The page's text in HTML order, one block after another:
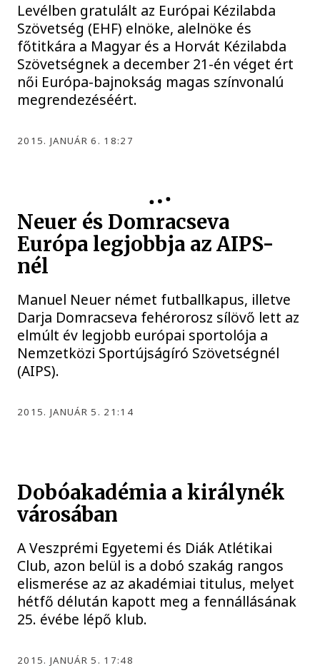
Levélben gratulált az Európai Kézilabda
Szövetség (EHF) elnöke, alelnöke és
főtitkára a Magyar és a Horvát Kézilabda
Szövetségnek a december 21-én véget ért
női Európa-bajnokság magas színvonalú
megrendezéséért.
2015. JANUÁR 6. 18:27
Neuer és Domracseva
Európa legjobbja az AIPS-
nél
Manuel Neuer német futballkapus, illetve
Darja Domracseva fehérorosz sílövő lett az
elmúlt év legjobb európai sportolója a
Nemzetközi Sportújságíró Szövetségnél
(AIPS).
2015. JANUÁR 5. 21:14
Dobóakadémia a királynék
városában
A Veszprémi Egyetemi és Diák Atlétikai
Club, azon belül is a dobó szakág rangos
elismerése az az akadémiai titulus, melyet
hétfő délután kapott meg a fennállásának
25. évébe lépő klub.
2015. JANUÁR 5. 17:48